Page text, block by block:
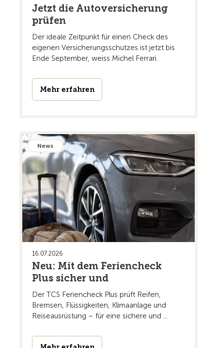
Jetzt die Autoversicherung
prüfen
Der ideale Zeitpunkt für einen Check des
eigenen Versicherungsschutzes ist jetzt bis
Ende September, weiss Michel Ferrari.
Mehr erfahren
News
16.07.2026
Neu: Mit dem Feriencheck
Plus sicher und
Der TCS Feriencheck Plus prüft Reifen,
Bremsen, Flüssigkeiten, Klimaanlage und
Reiseausrüstung – für eine sichere und ...